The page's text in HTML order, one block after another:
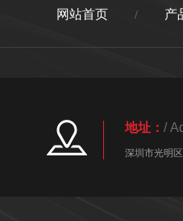
网站首页 / 产
地址： /
深圳市光明